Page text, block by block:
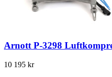
Arnott P-3298
10 195 kr